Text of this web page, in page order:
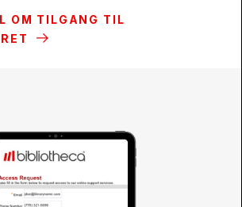
OM TILGANG TIL